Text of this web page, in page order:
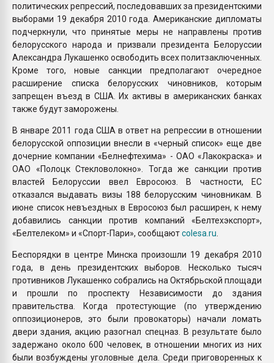
политических репрессий, последовавших за президентскими
выборами 19 декабря 2010 года. Американские дипломаты
подчеркнули, что принятые меры не направлены против
белорусского народа и призвали президента Белоруссии
Александра Лукашенко освободить всех политзаключенных.
Кроме того, новые санкции предполагают очередное
расширение списка белорусских чиновников, которым
запрещен въезд в США. Их активы в американских банках
также будут заморожены.
В январе 2011 года США в ответ на репрессии в отношении
белорусской оппозиции внесли в «черный список» еще две
дочерние компании «Белнефтехима» - ОАО «Лакокраска» и
ОАО «Полоцк Стекловолокно». Тогда же санкции против
властей Белоруссии ввел Евросоюз. В частности, ЕС
отказался выдавать визы 188 белорусским чиновникам. В
июне список невъездных в Евросоюз был расширен, к нему
добавились санкции против компаний «Белтехэкспорт»,
«Белтелеком» и «Спорт-Пари», сообщаютcolesa.ru
Беспорядки в центре Минска произошли 19 декабря 2010
года, в день президентских выборов. Несколько тысяч
противников Лукашенко собрались на Октябрьской площади
и прошли по проспекту Независимости до здания
правительства. Когда протестующие (по утверждению
оппозиционеров, это были провокаторы) начали ломать
двери здания, акцию разогнал спецназ. В результате было
задержано около 600 человек, в отношении многих из них
были возбуждены уголовные дела. Среди приговоренных к